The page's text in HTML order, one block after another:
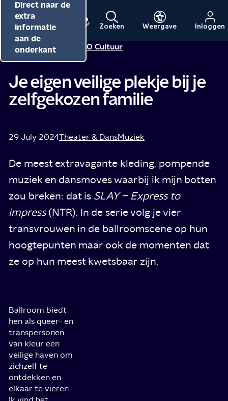
Direct naar de
inhoud
Direct naar de
hoofdnavigatie
Direct naar de
extra
informatie
aan de
onderkant
Menu
Naar
de
NPO
beginpagina
NPO
Cultuur
Zoeken Weergave Inloggen
Tip vanRedactie NPO Cultuur
Je eigen veilige plekje bij je
zelfgekozen familie
29 July 2024Theater & DansMuziek
De meest extravagante kleding, pompende
muziek en dansmoves waarbij ik mijn botten
zou breken: dat is SLAY – Express to
impress(NTR). In de serie volg je vier
transvrouwen in de ballroomscene op hun
hoogtepunten maar ook de momenten dat
ze op hun meest kwetsbaar zijn.
Ballroom biedt
hen als queer- en
transpersonen
van kleur een
veilige haven om
zichzelf te
ontdekken en
elkaar te vieren.